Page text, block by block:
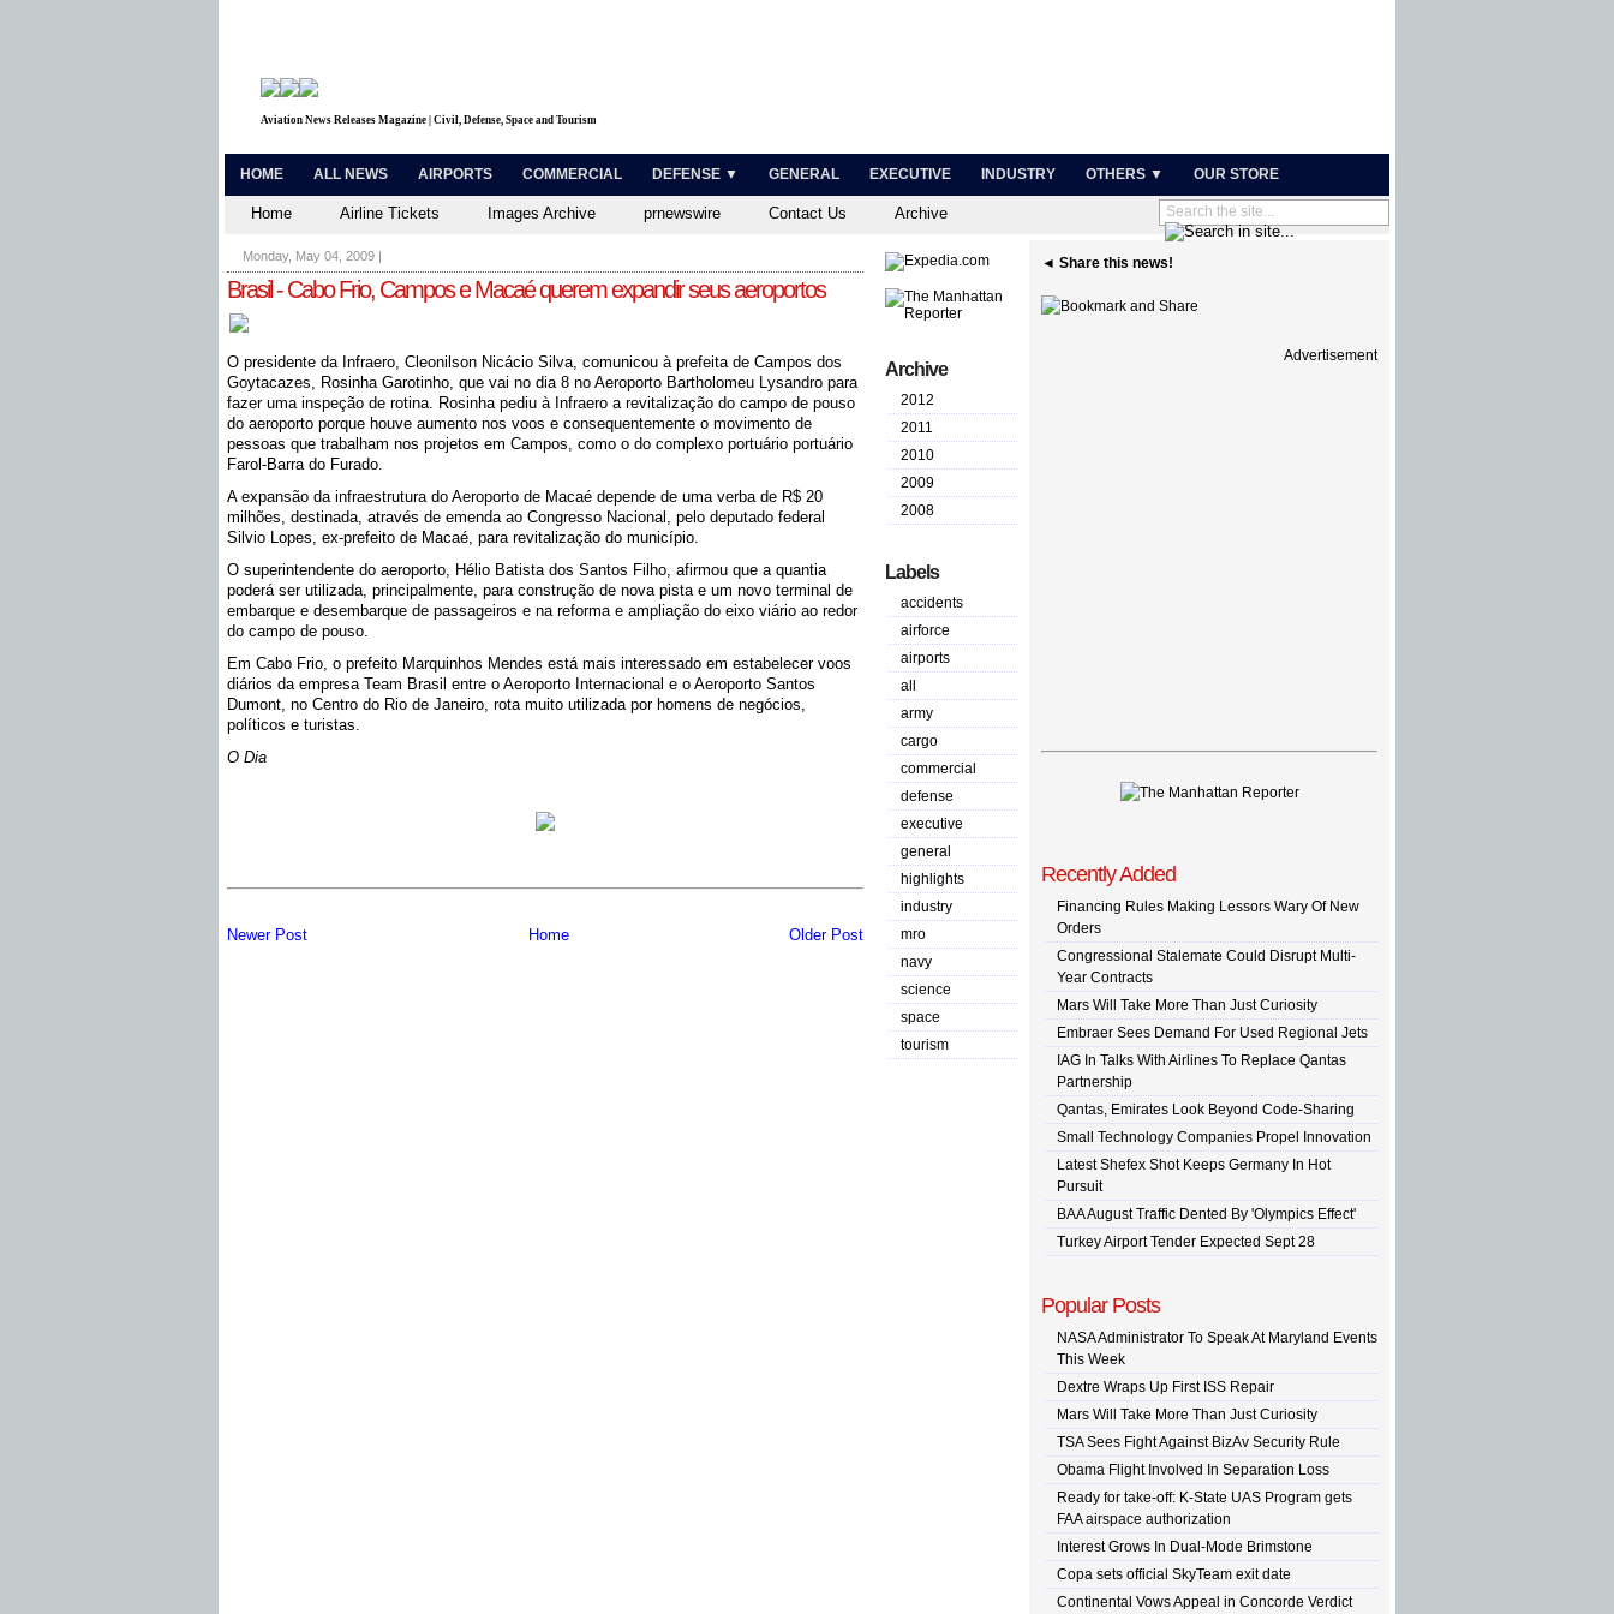
Aviation News Releases Magazine | Civil, Defense, Space and Tourism
HOME ALL NEWS AIRPORTS COMMERCIAL DEFENSE ▼ GENERAL EXECUTIVE INDUSTRY OTHERS ▼ OUR STORE
Home Airline Tickets Images Archive prnewswire Contact Us Archive
Monday, May 04, 2009 |
Brasil - Cabo Frio, Campos e Macaé querem expandir seus aeroportos
O presidente da Infraero, Cleonilson Nicácio Silva, comunicou à prefeita de Campos dos
Goytacazes, Rosinha Garotinho, que vai no dia 8 no Aeroporto Bartholomeu Lysandro para
fazer uma inspeção de rotina. Rosinha pediu à Infraero a revitalização do campo de pouso
do aeroporto porque houve aumento nos voos e consequentemente o movimento de
pessoas que trabalham nos projetos em Campos, como o do complexo portuário portuário
Farol-Barra do Furado.
A expansão da infraestrutura do Aeroporto de Macaé depende de uma verba de R$ 20
milhões, destinada, através de emenda ao Congresso Nacional, pelo deputado federal
Silvio Lopes, ex-prefeito de Macaé, para revitalização do município.
O superintendente do aeroporto, Hélio Batista dos Santos Filho, afirmou que a quantia
poderá ser utilizada, principalmente, para construção de nova pista e um novo terminal de
embarque e desembarque de passageiros e na reforma e ampliação do eixo viário ao redor
do campo de pouso.
Em Cabo Frio, o prefeito Marquinhos Mendes está mais interessado em estabelecer voos
diários da empresa Team Brasil entre o Aeroporto Internacional e o Aeroporto Santos
Dumont, no Centro do Rio de Janeiro, rota muito utilizada por homens de negócios,
políticos e turistas.
O Dia
Newer Post Older Post
Home
Archive
2012
2011
2010
2009
2008
Labels
accidents
airforce
airports
all
army
cargo
commercial
defense
executive
general
highlights
industry
mro
navy
science
space
tourism
◄ Share this news!
Advertisement
Recently Added
Financing Rules Making Lessors Wary Of New
Orders
Congressional Stalemate Could Disrupt Multi-
Year Contracts
Mars Will Take More Than Just Curiosity
Embraer Sees Demand For Used Regional Jets
IAG In Talks With Airlines To Replace Qantas
Partnership
Qantas, Emirates Look Beyond Code-Sharing
Small Technology Companies Propel Innovation
Latest Shefex Shot Keeps Germany In Hot
Pursuit
BAA August Traffic Dented By 'Olympics Effect'
Turkey Airport Tender Expected Sept 28
Popular Posts
NASA Administrator To Speak At Maryland Events
This Week
Dextre Wraps Up First ISS Repair
Mars Will Take More Than Just Curiosity
TSA Sees Fight Against BizAv Security Rule
Obama Flight Involved In Separation Loss
Ready for take-off: K-State UAS Program gets
FAA airspace authorization
Interest Grows In Dual-Mode Brimstone
Copa sets official SkyTeam exit date
Continental Vows Appeal in Concorde Verdict